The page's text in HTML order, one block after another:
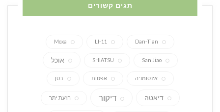
תגים קשורים
Dan-Tian
LI-11
Moxa
San Jiao
SHIATSU אוכל
אינסומניה אפטות בטן
דיאטה דיקור הזעת יתר